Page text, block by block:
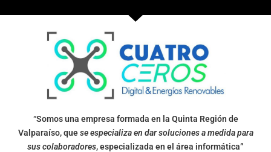
“Somos una empresa formada en la Quinta Región de
Valparaíso, quese especializa en dar soluciones a medida para
sus colaboradores, especializada en el área informática”